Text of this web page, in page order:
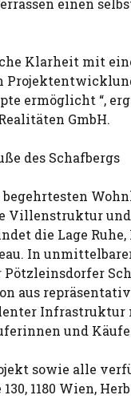
einen
Klarheit mit
ermöglicht “,
GmbH.
des Schafbergs
Villenstruktur
die Lage
In
aus
Infrastruktur
und
sowie alle
1180 Wien,